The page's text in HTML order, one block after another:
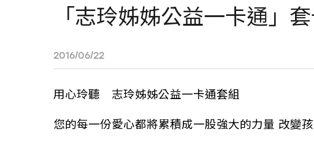
「志玲姊姊公益一卡通」
2016/06/22
用心玲聽 志玲姊姊公益一卡通套組
您的每一份愛心都將累積成一股強大的力量 改變